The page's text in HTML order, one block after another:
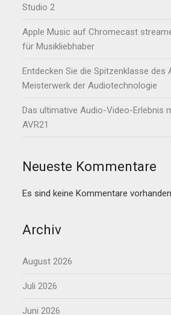
Studio 2
Apple Music auf Chromecast
für Musikliebhaber
Entdecken Sie die Spitzenklasse des
Meisterwerk der Audiotechnologie
Das ultimative Audio-Video-Erlebnis
AVR21
Neueste Kommentare
Es sind keine Kommentare
Archiv
August 2026
Juli 2026
Juni 2026